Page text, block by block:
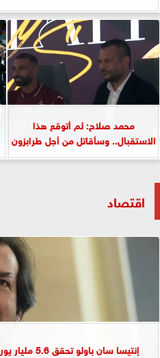
محمد صلاح: لم أتوقع هذا
الاستقبال.. وسأقاتل من أجل طرابزون
اقتصاد
إنتيسا سان باولو تحقق 5.6 مليار يورو صافي ربح في النصف الأول...